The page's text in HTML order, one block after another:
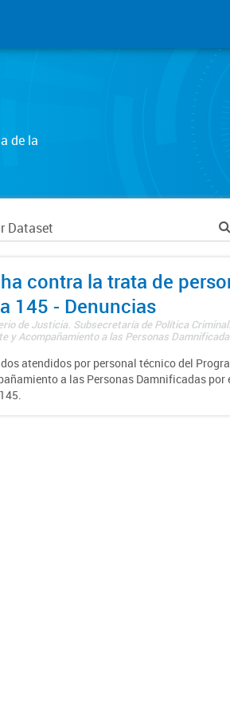
de la
contra la trata de
145 - Denuncias
de Justicia. Subsecretaría de Política
y Acompañamiento a las Personas
atendidos por personal técnico del
a las Personas Damnificadas por